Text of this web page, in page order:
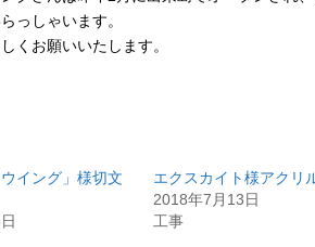
っしゃいます。
くお願いいたします。
ウイング」様切文
エクスカイト様アクリ
2018年7月13日
工事